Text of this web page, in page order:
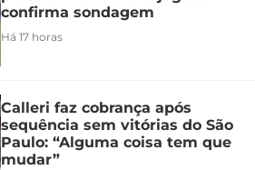
confirma sondagem
Há 17 horas
Calleri faz cobrança após
sequência sem vitórias do São
Paulo: “Alguma coisa tem que
mudar”